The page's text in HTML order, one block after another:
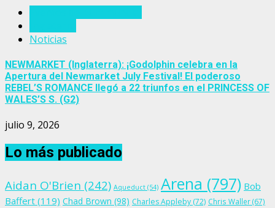
Noticias
NEWMARKET (Inglaterra): ¡Godolphin celebra en la
Apertura del Newmarket July Festival! El poderoso
REBEL’S ROMANCE llegó a 22 triunfos en el PRINCESS OF
WALES’S S. (G2)
julio 9, 2026
Lo más publicado
Aidan O'Brien (242) Aqueduct (54) Arena (797) Bob
Baffert (119) Chad Brown (98) Charles Appleby (72) Chris Waller(67)